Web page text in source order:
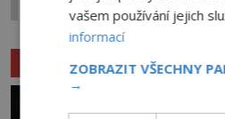
na nadpřirozené
Související články
vašem používání jejich
informací
ZOBRAZIT VŠECHNY
→